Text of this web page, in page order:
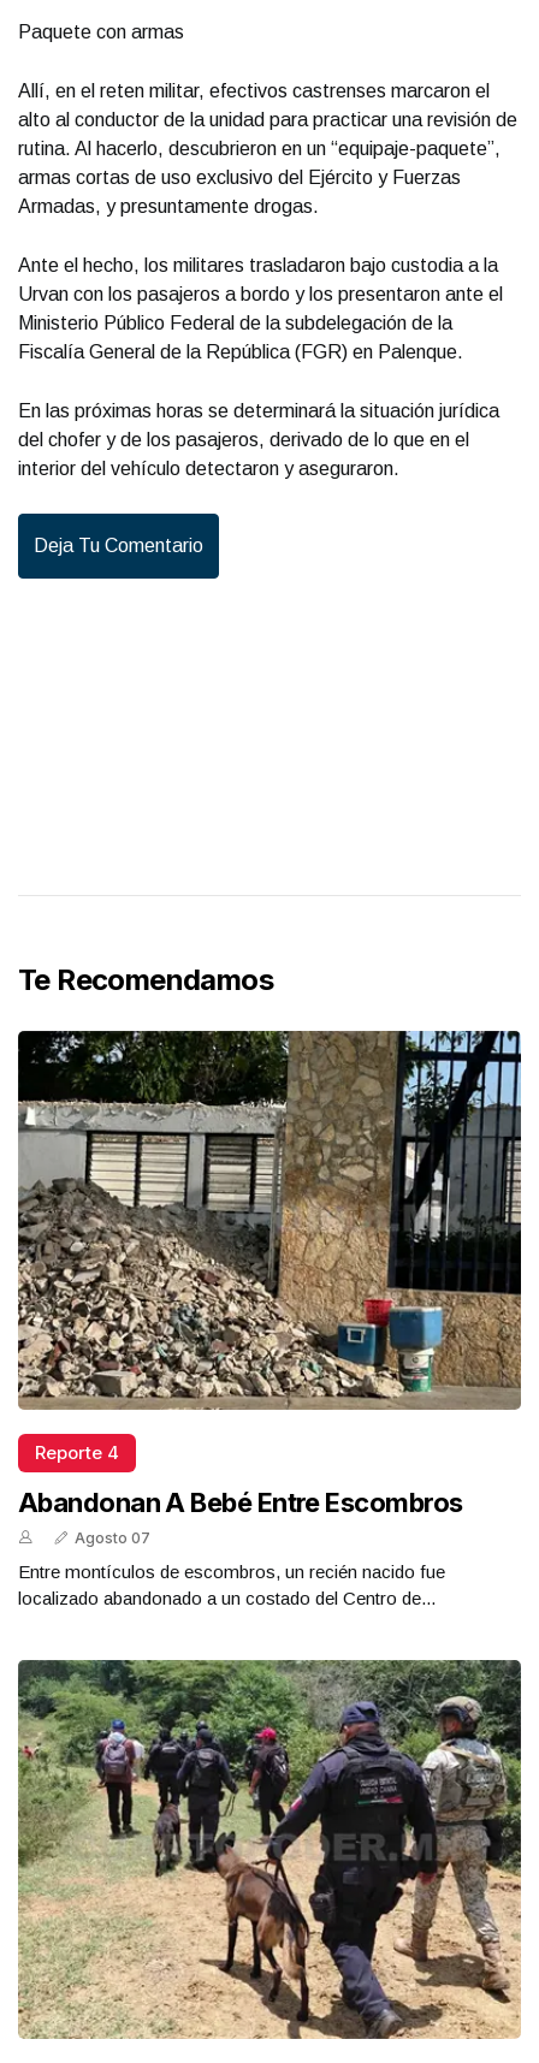
Paquete con armas
Allí, en el reten militar, efectivos castrenses marcaron el
alto al conductor de la unidad para practicar una revisión de
rutina. Al hacerlo, descubrieron en un “equipaje-paquete”,
armas cortas de uso exclusivo del Ejército y Fuerzas
Armadas, y presuntamente drogas.
Ante el hecho, los militares trasladaron bajo custodia a la
Urvan con los pasajeros a bordo y los presentaron ante el
Ministerio Público Federal de la subdelegación de la
Fiscalía General de la República (FGR) en Palenque.
En las próximas horas se determinará la situación jurídica
del chofer y de los pasajeros, derivado de lo que en el
interior del vehículo detectaron y aseguraron.
Deja Tu Comentario
Te Recomendamos
Reporte 4
Abandonan A Bebé Entre Escombros
Agosto 07
Entre montículos de escombros, un recién nacido fue
localizado abandonado a un costado del Centro de...